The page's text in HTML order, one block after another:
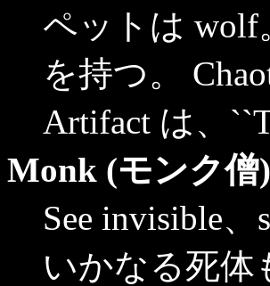
ペットは wolf
を持つ。
Artifact は、
Monk (モンク僧)
See invisible
いかなる死体